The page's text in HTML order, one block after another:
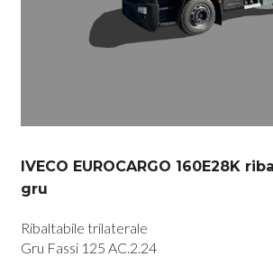
IVECO EUROCARGO 160E28K
gru
Ribaltabile trilaterale
Gru Fassi 125 AC.2.24